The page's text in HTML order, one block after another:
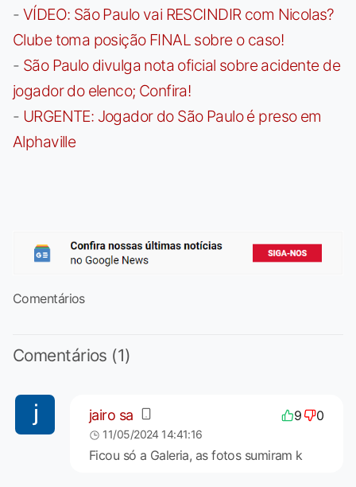
- VÍDEO: São Paulo vai RESCINDIR com Nicolas?
Clube toma posição FINAL sobre o caso!
- São Paulo divulga nota oficial sobre acidente de
jogador do elenco; Confira!
- URGENTE: Jogador do São Paulo é preso em
Alphaville
Comentários
Comentários (1)
jairo sa 9 0
11/05/2024 14:41:16
Ficou só a Galeria, as fotos sumiram k